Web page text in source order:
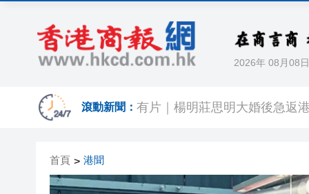
2026年 08月08日
滾動新聞：
有片｜拜仁2:1
SK海力士斥逾3000億建兩座晶
首頁 > 港聞